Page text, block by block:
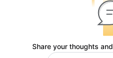
Share your thoughts